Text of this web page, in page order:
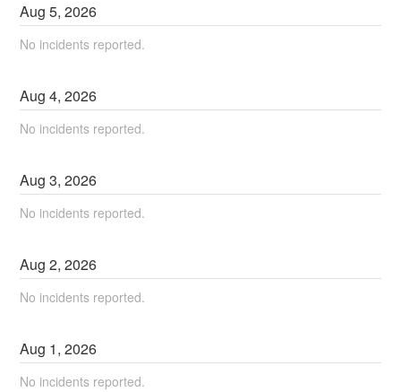
Aug5,2026
No incidents reported.
Aug4,2026
No incidents reported.
Aug3,2026
No incidents reported.
Aug2,2026
No incidents reported.
Aug 1,2026
No incidents reported.